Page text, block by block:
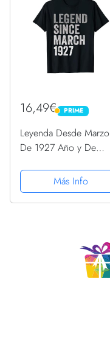
16,49€ PRIME
PRIME
Leyenda Desde Marzo
De 1927 Año y De
CamisetaMás Info